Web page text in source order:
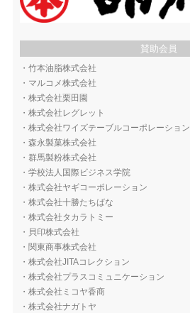
賛助会員
・ 竹本油脂株式会社
・ マルコメ株式会社
・ 株式会社栗田園
・ 株式会社レグレット
・ 株式会社ワイズテーブルコーポレーション
・ 森永製菓株式会社
・ 群馬製粉株式会社
・ 学校法人国際ビジネス学院
・ 株式会社ヤギコーポレーション
・ 株式会社十勝たちばな
・ 株式会社タカラトミー
・ 貝印株式会社
・ 関東商事株式会社
・ 株式会社JITAコレクション
・ 株式会社プラスコミュニケーション
・ 株式会社ミコヤ香商
・ 株式会社ナガトヤ